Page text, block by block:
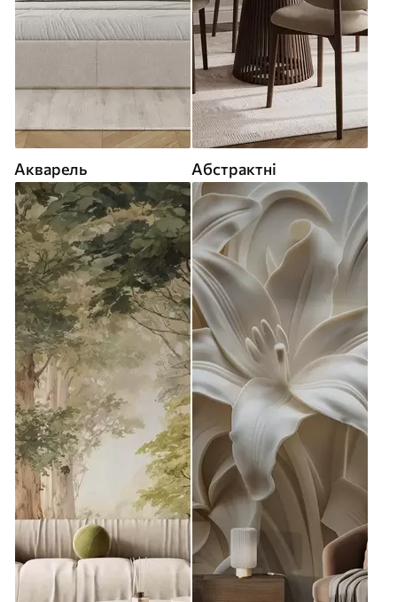
Акварель Абстрактні